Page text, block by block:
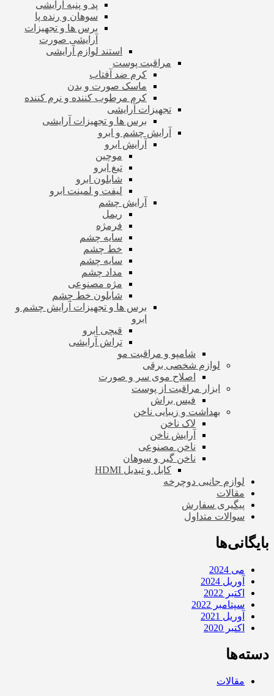
پد و پنبه آرایشی
سوهان و رنده پا
برس ها و تجهیزات
آرایشی صورت
استند لوازم آرایشی
مراقبت پوست
کرم ضد آفتاب
ماسک صورت و بدن
کرم مرطوب کننده و نرم کننده
تجهیزات آرایشی
برس ها و تجهیزات آرایشی
آرایش چشم و ابرو
آرایش ابرو
موچین
تیغ ابرو
شابلون ابرو
لیفت و لمینت ابرو
آرایش چشم
ریمل
فرمژه
سایه چشم
خط چشم
سایه چشم
مداد چشم
مژه مصنوعی
شابلون خط چشم
برس ها و تجهیزات آرایش چشم و
ابرو
قیچی ابرو
تراش آرایشی
شامپو و مراقبت مو
لوازم شخصی برقی
اصلاح موی سر و صورت
ابزار مراقبت از پوست
فیس براش
بهداشت و زیبایی ناخن
لاک ناخن
آرایش ناخن
ناخن مصنوعی
ناخن گیر و سوهان
کابل و تبدیل HDMI
لوازم جانبی دوچرخه
مقالات
پیگیری سفارش
سوالات متداول
بایگانی‌ها
می 2024
آوریل 2024
اکتبر 2022
سپتامبر 2022
آوریل 2021
اکتبر 2020
دسته‌ها
مقالات